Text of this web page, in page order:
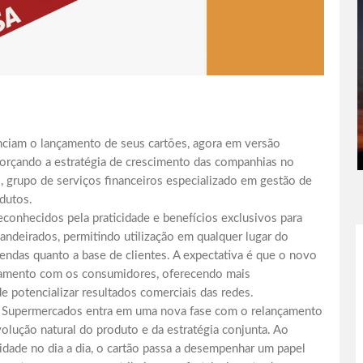
o lançamento de seus cartões, agora em versão
a estratégia de crescimento das companhias no
de serviços financeiros especializado em gestão de
pela praticidade e benefícios exclusivos para
permitindo utilização em qualquer lugar do
quanto a base de clientes. A expectativa é que o novo
com os consumidores, oferecendo mais
potencializar resultados comerciais das redes.
entra em uma nova fase com o relançamento
natural do produto e da estratégia conjunta. Ao
no dia a dia, o cartão passa a desempenhar um papel